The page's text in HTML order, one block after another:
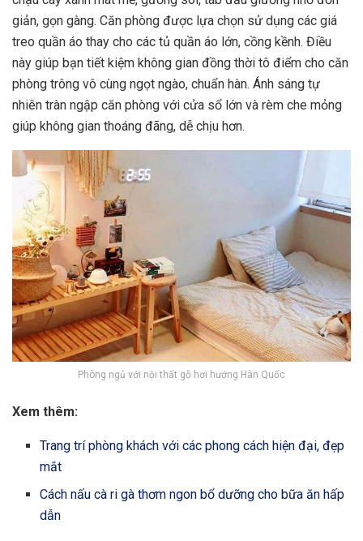
giản, gọn gàng. Căn phòng được lựa chọn sử dụng các giá
treo quần áo thay cho các tủ quần áo lớn, cồng kềnh. Điều
này giúp bạn tiết kiệm không gian đồng thời tô điểm cho căn
phòng trông vô cùng ngọt ngào, chuẩn hàn. Ánh sáng tự
nhiên tràn ngập căn phòng với cửa sổ lớn và rèm che mỏng
giúp không gian thoáng đãng, dễ chịu hơn.
Phòng ngủ với nội thất gỗ hơi hướng Hàn Quốc
Xem thêm:
Trang trí phòng khách với các phong cách hiện đại, đẹp
mắt
Cách nấu cà ri gà thơm ngon bổ dưỡng cho bữa ăn hấp
dẫn